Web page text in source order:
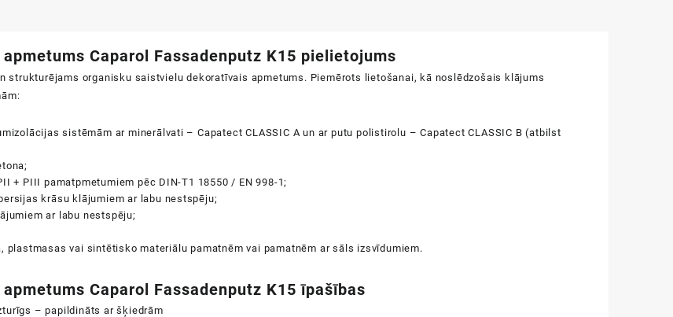
Caparol Fassadenputz K15 pielietojums
strukturējams organisku saistvielu dekoratīvais apmetums. Piemērots lietošanai, kā noslēdzošais klājums
sistēmām ar minerālvati – Capatect CLASSIC A un ar putu polistirolu – Capatect CLASSIC B (atbilst
+ PIII pamatpmetumiem pēc DIN-T1 18550 / EN 998-1;
krāsu klājumiem ar labu nestspēju;
ar labu nestspēju;
plastmasas vai sintētisko materiālu pamatnēm vai pamatnēm ar sāls izsvīdumiem.
Caparol Fassadenputz K15 īpašības
– papildināts ar šķiedrām